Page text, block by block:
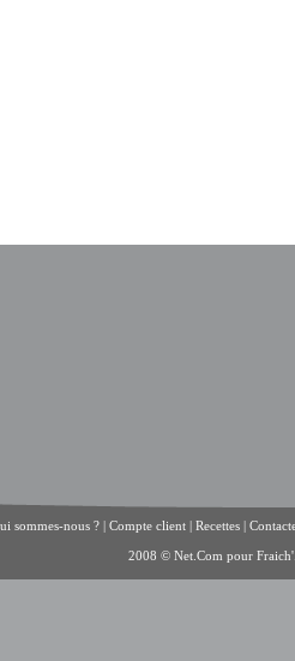
sommes-nous ? | Compte client | Recettes |
2008 © Net.Com pour